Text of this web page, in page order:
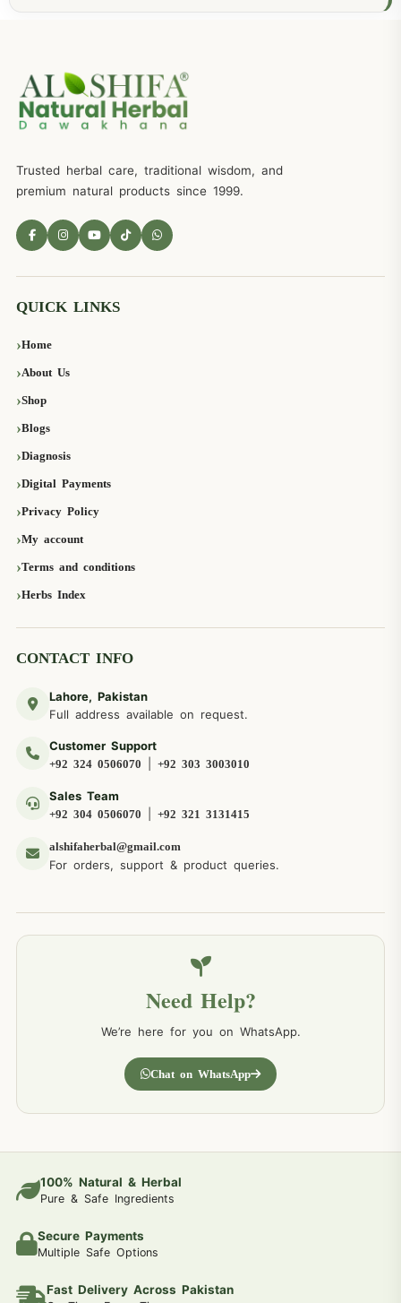
Trusted herbal care, traditional wisdom, and
premium natural products since 1999.
QUICK LINKS
Home
About Us
Shop
Blogs
Diagnosis
Digital Payments
Privacy Policy
My account
Terms and conditions
Herbs Index
CONTACT INFO
Lahore, Pakistan
Full address available on request.
Customer Support
+92 324 0506070 +92 303 3003010
Sales Team
+92 304 0506070 +92 321 3131415
alshifaherbal@gmail.com
For orders, support & product queries.
Need Help?
We’re here for you on WhatsApp.
Chat on WhatsApp
100% Natural & Herbal
Pure & Safe Ingredients
Secure Payments
Multiple Safe Options
Fast Delivery Across Pakistan